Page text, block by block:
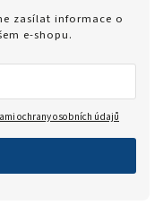
zasílat informace o
e-shopu.
ochrany osobních údajů